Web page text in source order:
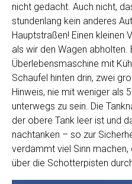
nicht gedacht. Auch nicht,
stundenlang kein anderes
Hauptstraßen! Einen kleinen
als wir den Wagen abholten.
Überlebensmaschine mit
Schaufel hinten drin, zwei
Hinweis, nie mit weniger als
unterwegs zu sein. Die
der obere Tank leer ist und
nachtanken – so zur
verdammt viel Sinn
über die Schotterpisten